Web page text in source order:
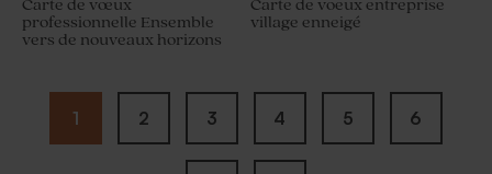
Carte de vœux
professionnelle Ensemble
vers de nouveaux horizons
Carte de voeux entreprise
village enneigé
1 2 3 4 5 6